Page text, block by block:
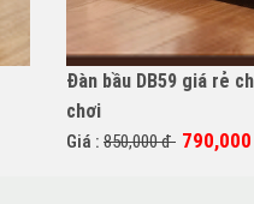
Đàn bầu DB59 giá rẻ
chơi
Giá : 850,000 đ